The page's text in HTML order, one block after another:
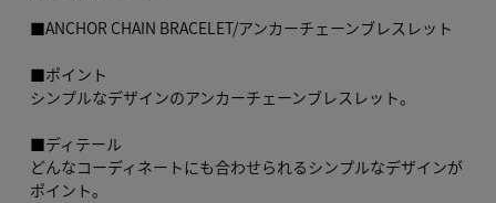
■ANCHOR CHAIN BRACELET/アンカーチェーンブレスレット
■ポイント
シンプルなデザインのアンカーチェーンブレスレット。
■ディテール
どんなコーディネートにも合わせられるシンプルなデザインが
ポイント。